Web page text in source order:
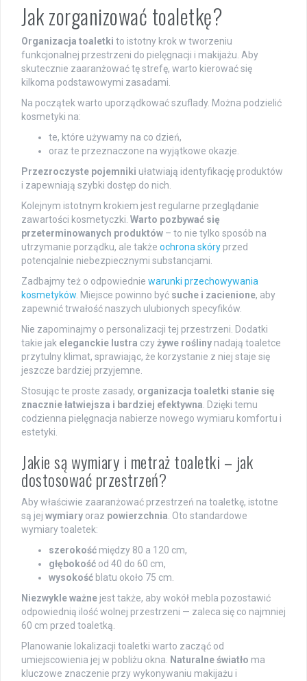
Jak zorganizować toaletkę?
Organizacja toaletki to istotny krok w tworzeniu
funkcjonalnej przestrzeni do pielęgnacji i makijażu. Aby
skutecznie zaaranżować tę strefę, warto kierować się
kilkoma podstawowymi zasadami.
Na początek warto uporządkować szuflady. Można podzielić
kosmetyki na:
te, które używamy na co dzień,
oraz te przeznaczone na wyjątkowe okazje.
Przezroczyste pojemniki ułatwiają identyfikację produktów
i zapewniają szybki dostęp do nich.
Kolejnym istotnym krokiem jest regularne przeglądanie
zawartości kosmetyczki. Warto pozbywać się
przeterminowanych produktów – to nie tylko sposób na
utrzymanie porządku, ale także ochrona skóry przed
potencjalnie niebezpiecznymi substancjami.
Zadbajmy też o odpowiednie warunki przechowywania
kosmetyków. Miejsce powinno być suche i zacienione, aby
zapewnić trwałość naszych ulubionych specyfików.
Nie zapominajmy o personalizacji tej przestrzeni. Dodatki
takie jak eleganckie lustra czyżywe rośliny nadają toaletce
przytulny klimat, sprawiając, że korzystanie z niej staje się
jeszcze bardziej przyjemne.
Stosując te proste zasady, organizacja toaletki stanie się
znacznie łatwiejsza i bardziej efektywna. Dzięki temu
codzienna pielęgnacja nabierze nowego wymiaru komfortu i
estetyki.
Jakie są wymiary i metraż toaletki – jak
dostosować przestrzeń?
Aby właściwie zaaranżować przestrzeń na toaletkę, istotne
są jej wymiary oraz powierzchnia. Oto standardowe
wymiary toaletek:
szerokość między 80 a 120 cm,
głębokość od 40 do 60 cm,
wysokość blatu około 75 cm.
Niezwykle ważne jest także, aby wokół mebla pozostawić
odpowiednią ilość wolnej przestrzeni — zaleca się co najmniej
60 cm przed toaletką.
Planowanie lokalizacji toaletki warto zacząć od
umiejscowienia jej w pobliżu okna. Naturalne światło ma
kluczowe znaczenie przy wykonywaniu makijażu i